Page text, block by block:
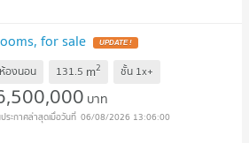
for sale UPDATE !
องนอน 131.5 m2 ชั้น 1x+
บาท
06/08/2026 13:06:00